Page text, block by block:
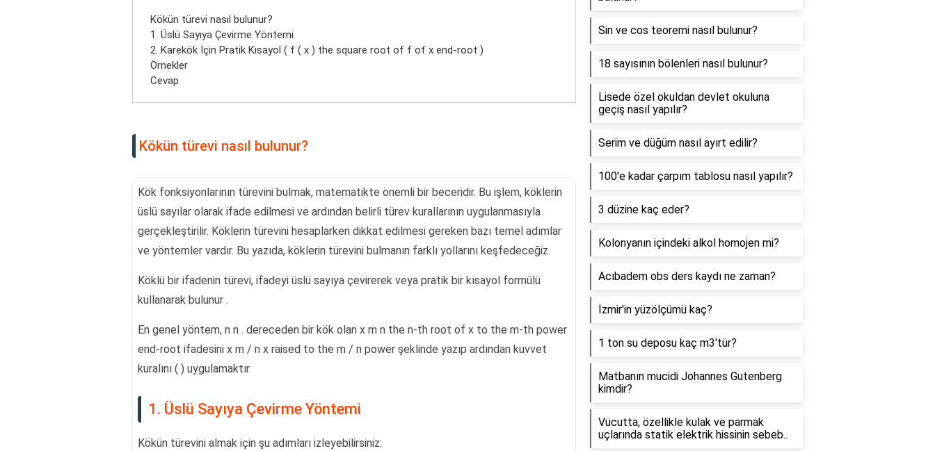
Kökün türevi nasıl bulunur?
1. Üslü Sayıya Çevirme Yöntemi
2. Karekök İçin Pratik Kısayol ( f ( x ) the square root of f of x end-root )
Örnekler
Cevap
Kökün türevi nasıl bulunur?
Kök fonksiyonlarının türevini bulmak, matematikte önemli bir beceridir. Bu işlem, köklerin
üslü sayılar olarak ifade edilmesi ve ardından belirli türev kurallarının uygulanmasıyla
gerçekleştirilir. Köklerin türevini hesaplarken dikkat edilmesi gereken bazı temel adımlar
ve yöntemler vardır. Bu yazıda, köklerin türevini bulmanın farklı yollarını keşfedeceğiz.
Köklü bir ifadenin türevi, ifadeyi üslü sayıya çevirerek veya pratik bir kısayol formülü
kullanarak bulunur .
En genel yöntem, n n . dereceden bir kök olan x m n the n-th root of x to the m-th power
end-root ifadesini x m / n x raised to the m / n power şeklinde yazıp ardından kuvvet
kuralını ( ) uygulamaktır.
1. Üslü Sayıya Çevirme Yöntemi
Kökün türevini almak için şu adımları izleyebilirsiniz:
Sin ve cos teoremi nasıl bulunur?
18 sayısının bölenleri nasıl bulunur?
Lisede özel okuldan devlet okuluna
geçiş nasıl yapılır?
Serim ve düğüm nasıl ayırt edilir?
100'e kadar çarpım tablosu nasıl yapılır?
3 düzine kaç eder?
Kolonyanın içindeki alkol homojen mi?
Acıbadem obs ders kaydı ne zaman?
İzmir'in yüzölçümü kaç?
1 ton su deposu kaç m3'tür?
Matbanın mucidi Johannes Gutenberg
kimdir?
Vücutta, özellikle kulak ve parmak
uçlarında statik elektrik hissinin sebeb..